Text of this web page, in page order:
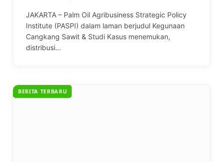
JAKARTA – Palm Oil Agribusiness Strategic Policy
Institute (PASPI) dalam laman berjudul Kegunaan
Cangkang Sawit & Studi Kasus menemukan,
distribusi…
BERITA TERBARU